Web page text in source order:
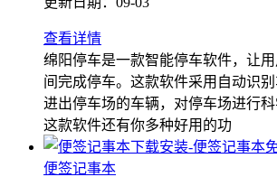
查看详情
绵阳停车是一款智能停车软件，让
间完成停车。这款软件采用自动识
进出停车场的车辆，对停车场进行科
这款软件还有你多种好用的功
便签记事本